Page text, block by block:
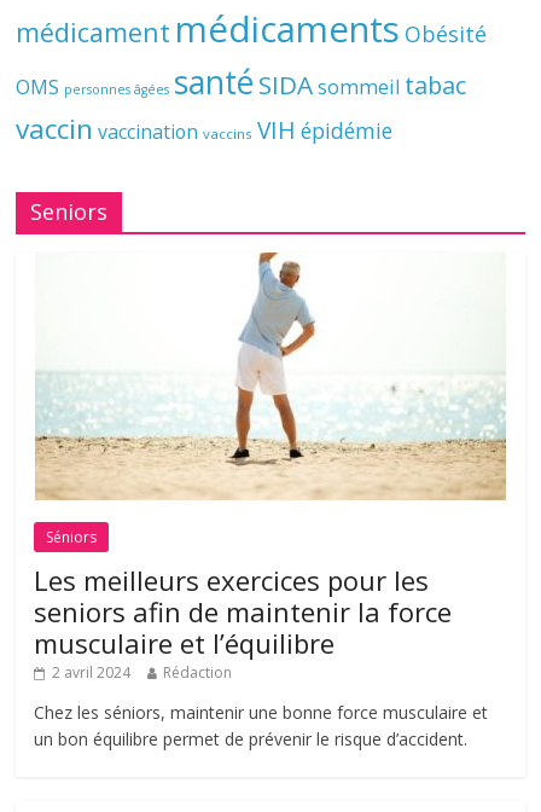
médicament médicaments Obésité
OMS personnes âgées santé SIDAsommeil tabac
vaccin vaccination vaccins VIH épidémie
Seniors
Séniors
Les meilleurs exercices pour les
seniors afin de maintenir la force
musculaire et l’équilibre
2 avril 2024 Rédaction
Chez les séniors, maintenir une bonne force musculaire et
un bon équilibre permet de prévenir le risque d’accident.